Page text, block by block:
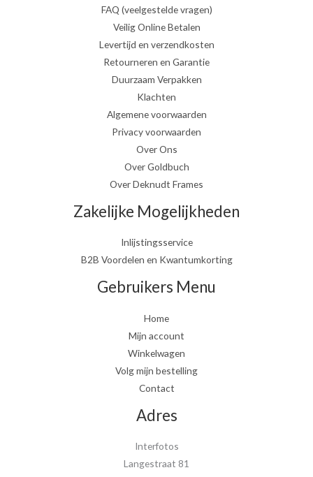
FAQ (veelgestelde vragen)
Veilig Online Betalen
Levertijd en verzendkosten
Retourneren en Garantie
Duurzaam Verpakken
Klachten
Algemene voorwaarden
Privacy voorwaarden
Over Ons
Over Goldbuch
Over Deknudt Frames
Zakelijke Mogelijkheden
Inlijstingsservice
B2B Voordelen en Kwantumkorting
Gebruikers Menu
Home
Mijn account
Winkelwagen
Volg mijn bestelling
Contact
Adres
Interfotos
Langestraat 81